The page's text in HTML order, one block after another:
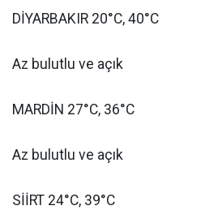
DİYARBAKIR 20°C, 40°C
Az bulutlu ve açık
MARDİN 27°C, 36°C
Az bulutlu ve açık
SİİRT 24°C, 39°C